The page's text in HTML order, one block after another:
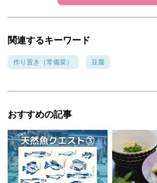
関連するキーワード
作り置き（常備菜） 豆腐
おすすめの記事